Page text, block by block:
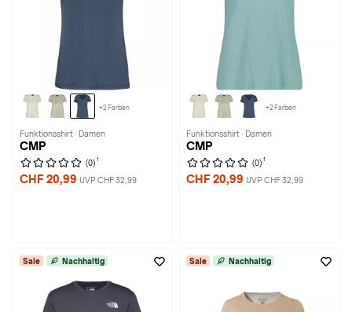
+2 Farben
Funktionsshirt · Damen
CMP
(0) 1
CHF 20,99 UVP CHF 32,99
+2 Farben
Funktionsshirt · Damen
CMP
(0) 1
CHF 20,99 UVP CHF 32,99
Sale Nachhaltig Sale Nachhaltig